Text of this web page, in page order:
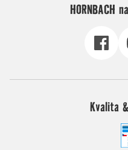
HORNBACH
Kvalita